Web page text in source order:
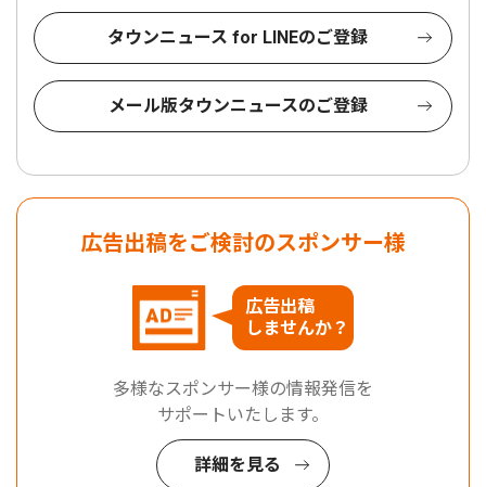
タウンニュース for LINEのご登録
メール版タウンニュースのご登録
広告出稿をご検討のスポンサー様
広告出稿
しませんか？
多様なスポンサー様の情報発信を
サポートいたします。
詳細を見る